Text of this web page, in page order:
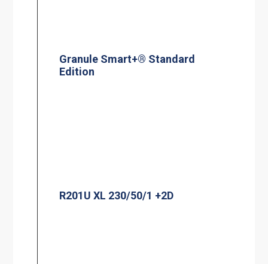
Granule Smart+® Standard
Edition
R201U XL 230/50/1 +2D